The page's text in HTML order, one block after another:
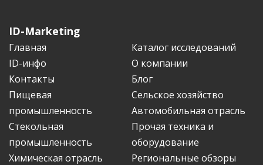
ID-Marketing
Главная
Каталог исследований
ID-инфо
О компании
Контакты
Блог
Пищевая
промышленность
Сельское хозяйство
Автомобильная отрасль
Стекольная
промышленность
Прочая техника и
оборудование
Химическая отрасль
Региональные обзоры